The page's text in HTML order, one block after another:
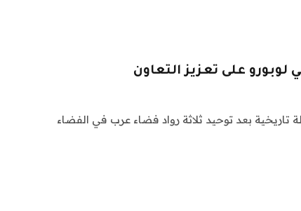
لوبورو على تعزيز التعاون
تاريخية بعد توحيد ثلاثة رواد فضاء عرب في الفضاء